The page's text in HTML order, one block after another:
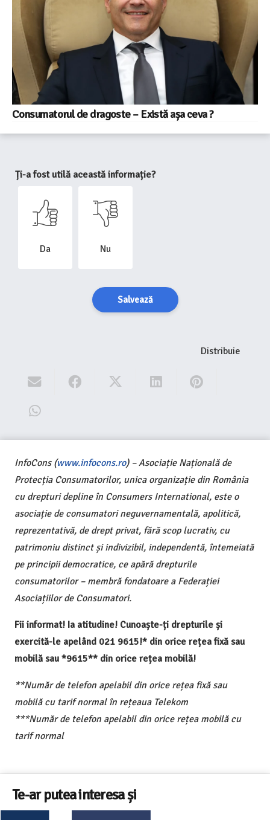
Consumatorul de dragoste – Există așa ceva ?
Ți-a fost utilă această informație?
Da Nu
Salvează
Distribuie
InfoCons (www.infocons.ro) – Asociație Națională de
Protecția Consumatorilor, unica organizație din România
cu drepturi depline în Consumers International, este o
asociație de consumatori neguvernamentală, apolitică,
reprezentativă, de drept privat, fără scop lucrativ, cu
patrimoniu distinct și indivizibil, independentă, întemeiată
pe principii democratice, ce apără drepturile
consumatorilor – membră fondatoare a Federației
Asociațiilor de Consumatori.
Fii informat! Ia atitudine! Cunoaște-ți drepturile și
exercită-le apelând 021 9615!* din orice rețea fixă sau
mobilă sau *9615** din orice rețea mobilă!
**Număr de telefon apelabil din orice rețea fixă sau
mobilă cu tarif normal în rețeaua Telekom
***Număr de telefon apelabil din orice rețea mobilă cu
tarif normal
Te-ar putea interesa și